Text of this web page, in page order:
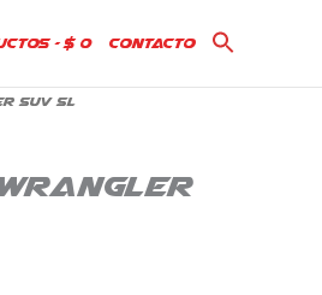
$ 0 Contacto
Suv SL
Wrangler